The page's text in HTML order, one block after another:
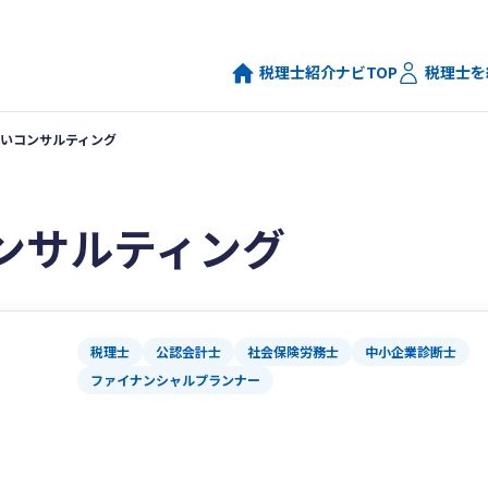
税理士紹介ナビTOP 税理士
コンサルティング
サルティング
税理士 公認会計士 社会保険労務士
中小企業診断士
ファイナンシャルプランナー